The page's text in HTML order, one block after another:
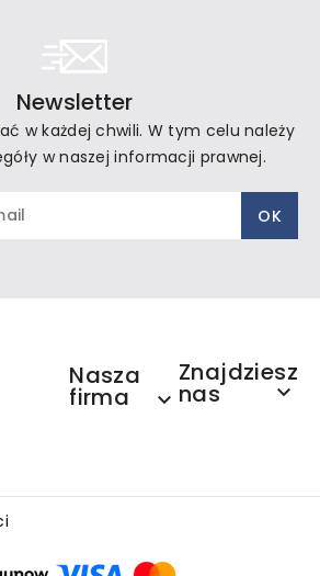
Newsletter
w każdej chwili. W tym celu należy
w naszej informacji prawnej.
Nasza
firma 
Znajdziesz
nas 